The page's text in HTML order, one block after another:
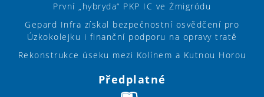
První „hybryda“ PKP IC ve Żmigródu
Gepard Infra získal bezpečnostní osvědčení pro
Úzkokolejku i finanční podporu na opravy tratě
Rekonstrukce úseku mezi Kolínem a Kutnou Horou
Předplatné